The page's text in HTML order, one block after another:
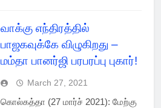
வாக்கு எந்திரத்தில்
பாஜகவுக்கே விழுகிறது –
மம்தா பானர்ஜி பரபரப்பு புகார்!
March 27, 2021
கொல்கத்தா (27 மார்ச் 2021): மேற்கு